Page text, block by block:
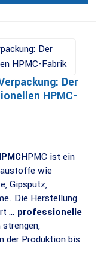
Der
HPMC-
HPMC ist ein
wie
Gipsputz,
Die Herstellung
… professionelle
der Produktion bis